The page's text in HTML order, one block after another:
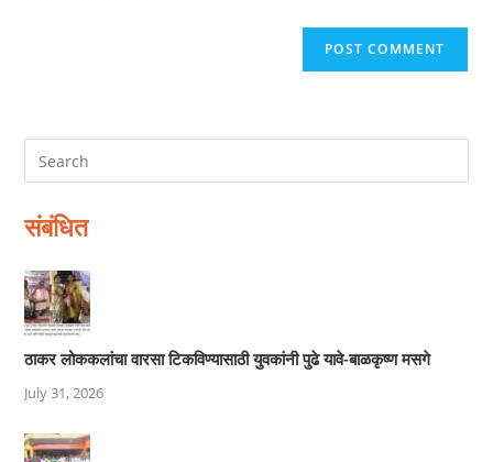
संबंधित
ठाकर लोककलांचा वारसा टिकविण्यासाठी युवकांनी पुढे यावे-बाळकृष्ण मसगे
July 31, 2026